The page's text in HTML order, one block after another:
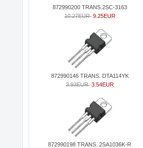
872990200 TRANS.2SC-3163
10.27EUR 9.25EUR
872990146 TRANS. DTA114YK
3.93EUR 3.54EUR
872990198 TRANS. 2SA1036K-R